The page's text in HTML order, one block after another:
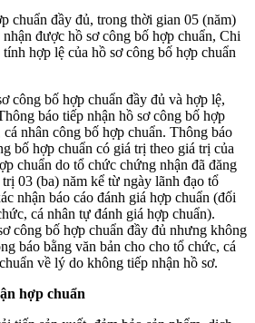
chuẩn đầy đủ, trong thời gian 05 (năm)
được hồ sơ công bố hợp chuẩn, Chi
hợp lệ của hồ sơ công bố hợp chuẩn
công bố hợp chuẩn đầy đủ và hợp lệ,
báo tiếp nhận hồ sơ công bố hợp
nhân công bố hợp chuẩn. Thông báo
bố hợp chuẩn có giá trị theo giá trị của
chuẩn do tổ chức chứng nhận đã đăng
03 (ba) năm kể từ ngày lãnh đạo tổ
nhận báo cáo đánh giá hợp chuẩn (đối
cá nhân tự đánh giá hợp chuẩn).
công bố hợp chuẩn đầy đủ nhưng không
báo bằng văn bản cho cho tổ chức, cá
về lý do không tiếp nhận hồ sơ.
hợp chuẩn